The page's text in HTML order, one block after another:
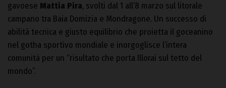
gavoese Mattia Pira, svolti dal 1 all’8 marzo sul litorale
campano tra Baia Domizia e Mondragone. Un successo di
abilità tecnica e giusto equilibrio che proietta il goceanino
nel gotha sportivo mondiale e inorgoglisce l’intera
comunità per un “risultato che porta Illorai sul tetto del
mondo”.